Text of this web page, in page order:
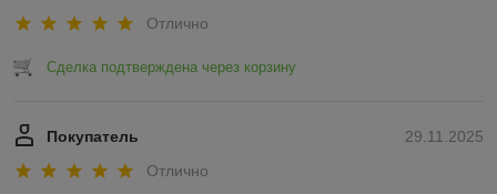
Отлично
Сделка подтверждена через корзину
29.11.2025
Покупатель
Отлично